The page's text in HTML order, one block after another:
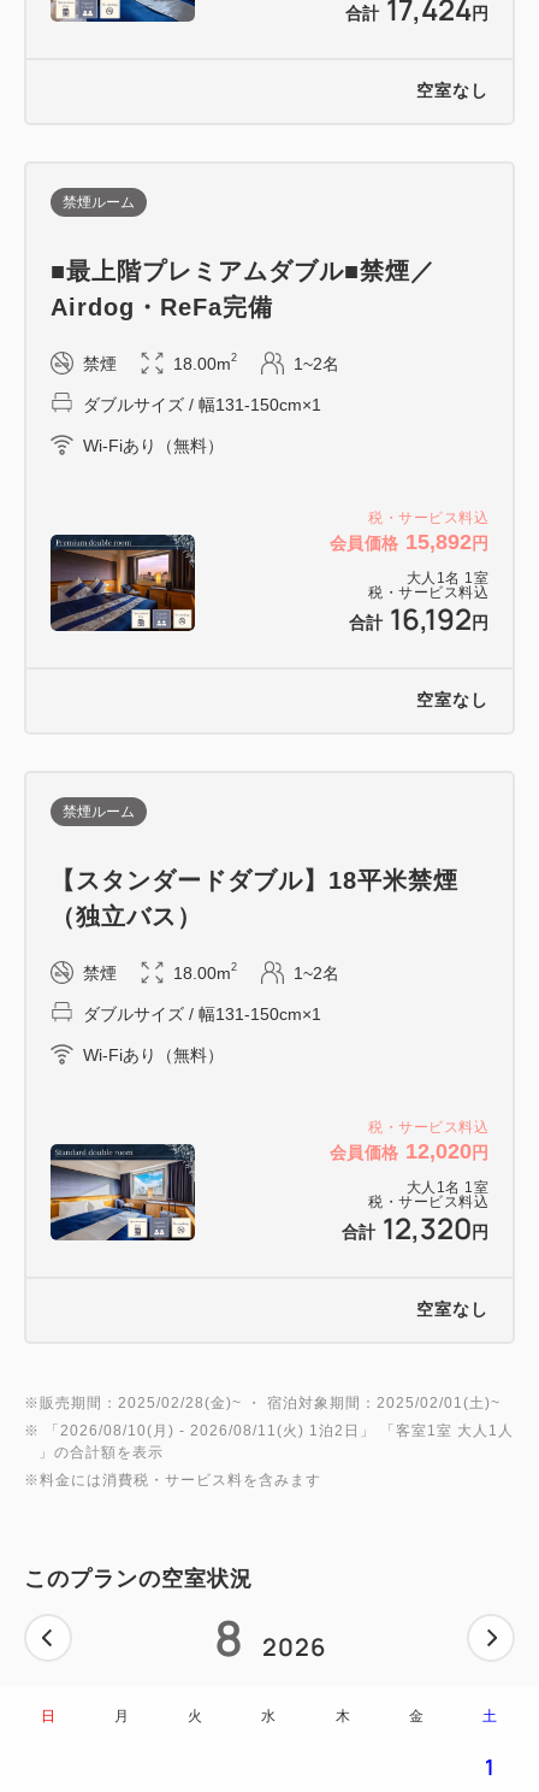
合計 17,424円
空室なし
税・サービス料込
会員価格 15,892円
大人 1 名 1 室
税・サービス料込
合計 16,192 円
禁煙ルーム
■最上階プレミアムダブル■禁煙／
Airdog・ReFa完備
禁煙 18.00m2 1~2名
ダブルサイズ / 幅131-150cm×1
Wi-Fiあり（無料）
空室なし
税・サービス料込
会員価格 12,020円
大人 1 名 1 室
税・サービス料込
合計 12,320 円
禁煙ルーム
【スタンダードダブル】18平米禁煙
（独立バス）
禁煙 18.00m2 1~2名
ダブルサイズ / 幅131-150cm×1
Wi-Fiあり（無料）
空室なし
※販売期間：2025/02/28(金)~ ・ 宿泊対象期間：2025/02/01(土)~
※ 「 2026/08/10(月) - 2026/08/11(火) 1泊2日 」 「客室1室 大人1人
」の合計額を表示
※料金には消費税・サービス料を含みます
このプランの空室状況
8 2026
日 月 火 水 木 金 土
1